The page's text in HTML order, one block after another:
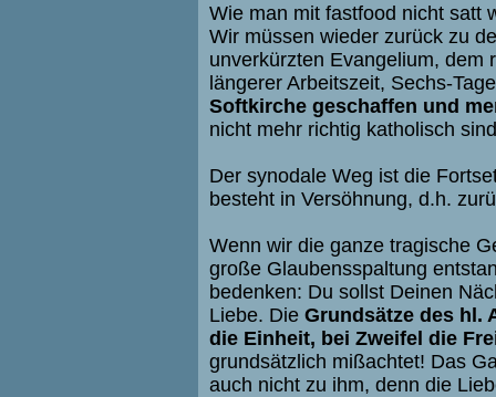
Wie man mit fastfood nicht satt
Wir müssen wieder zurück zu
unverkürzten Evangelium, dem
längerer Arbeitszeit, Sechs-
Softkirche geschaffen und
nicht mehr richtig katholisch
Der synodale Weg ist die
besteht in Versöhnung, d.h.
Wenn wir die ganze tragische
große Glaubensspaltung
bedenken: Du sollst Deinen
Liebe. Die Grundsätze des hl.
die Einheit, bei Zweifel die
grundsätzlich mißachtet! Das
auch nicht zu ihm, denn die